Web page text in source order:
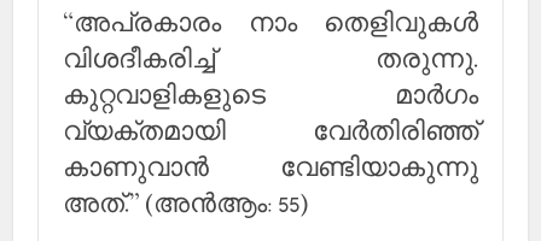
“അപ്രകാരം നാം തെളിവുകള്‍
വിശദീകരിച്ച് തരുന്നു.
കുറ്റവാളികളുടെ മാര്‍ഗം
വ്യക്തമായി വേര്‍തിരിഞ്ഞ്
കാണുവാന്‍ വേണ്ടിയാകുന്നു
അത്.” (അന്‍ആം: 55)